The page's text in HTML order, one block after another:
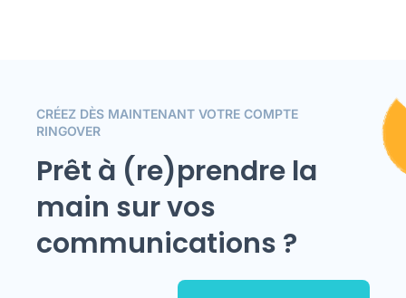
CRÉEZ DÈS MAINTENANT VOTRE COMPTE
RINGOVER
Prêt à (re)prendre la
main sur vos
communications ?